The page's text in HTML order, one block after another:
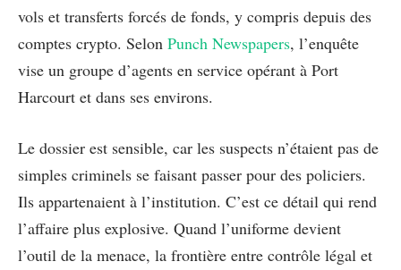
vols et transferts forcés de fonds, y compris depuis des
comptes crypto. Selon Punch Newspapers, l’enquête
vise un groupe d’agents en service opérant à Port
Harcourt et dans ses environs.
Le dossier est sensible, car les suspects n’étaient pas de
simples criminels se faisant passer pour des policiers.
Ils appartenaient à l’institution. C’est ce détail qui rend
l’affaire plus explosive. Quand l’uniforme devient
l’outil de la menace, la frontière entre contrôle légal et